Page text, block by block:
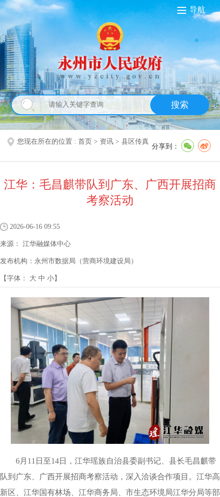
导航
搜索
您现在所在的位置 : 首页 > 资讯 > 县区传真
分享到：
江华：毛昌麒带队到广东、广西开展招商
考察活动
2026-06-16 09:55
来源： 江华融媒体中心
发布机构： 永州市数据局（营商环境建设局）
【字体： 大 中 小】
6月11日至14日，江华瑶族自治县委副书记、县长毛昌麒带
队到广东、广西开展招商考察活动，深入洽谈合作项目。江华高
新区、江华国有林场、江华商务局、市生态环境局江华分局等部